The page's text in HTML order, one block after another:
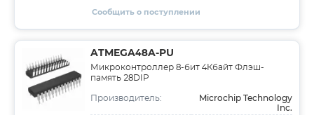
Сообщить о поступлении
ATMEGA48A-PU
Микроконтроллер 8-бит 4Кбайт Флэш-
память 28DIP
Производитель:
Microchip Technology
Inc.